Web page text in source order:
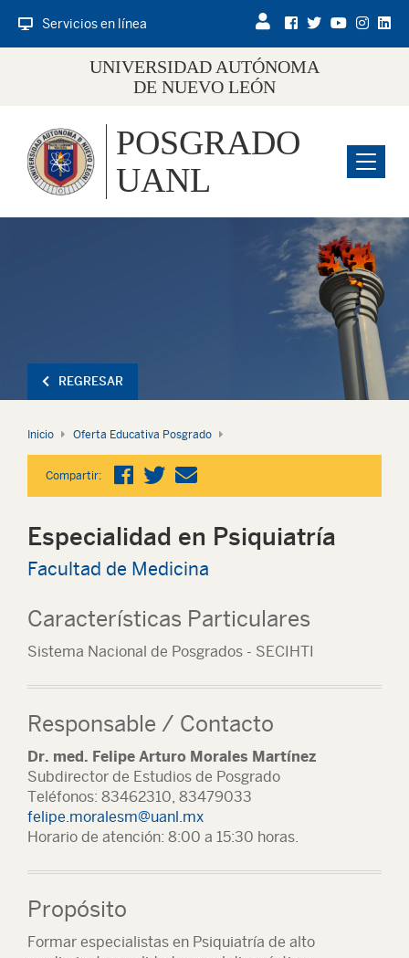
Servicios en línea
UNIVERSIDAD AUTÓNOMA
DE NUEVO LEÓN
Menu
POSGRADO
UANL
REGRESAR
Inicio Oferta Educativa Posgrado
Compartir:
Especialidad en Psiquiatría
Facultad de Medicina
Características Particulares
Sistema Nacional de Posgrados - SECIHTI
Responsable / Contacto
Dr. med. Felipe Arturo Morales Martínez
Subdirector de Estudios de Posgrado
Teléfonos: 83462310, 83479033
felipe.moralesm@uanl.mx
Horario de atención: 8:00 a 15:30 horas.
Propósito
Formar especialistas en Psiquiatría de alto